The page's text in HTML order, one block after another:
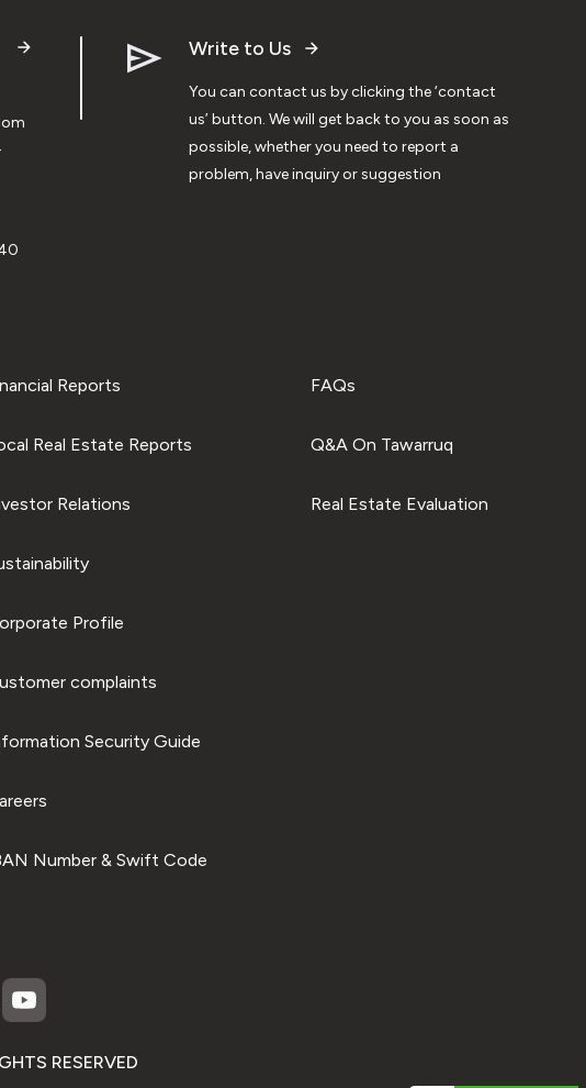
Write to Us
You can contact us by clicking the ‘contact
us’ button. We will get back to you as soon as
possible, whether you need to report a
problem, have inquiry or suggestion
Reports
Real Estate Reports
Relations
Profile
complaints
Security Guide
Number & Swift Code
FAQs
Q&A On Tawarruq
Real Estate Evaluation
RESERVED